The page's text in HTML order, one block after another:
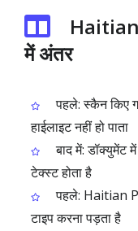
Haitian
में अंतर
पहले: स्कैन किए
हाईलाइट नहीं हो पाता
बाद में: डॉक्युमेंट
टेक्स्ट होता है
पहले: Haitian
टाइप करना पड़ता है